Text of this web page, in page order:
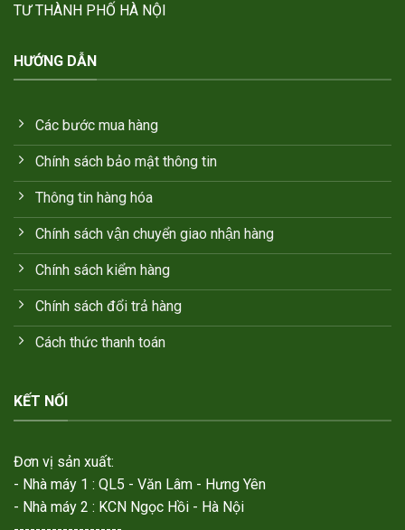
TƯ THÀNH PHỐ HÀ NỘI
HƯỚNG DẪN
Các bước mua hàng
Chính sách bảo mật thông tin
Thông tin hàng hóa
Chính sách vận chuyển giao nhận hàng
Chính sách kiểm hàng
Chính sách đổi trả hàng
Cách thức thanh toán
KẾT NỐI
Đơn vị sản xuất:
- Nhà máy 1 : QL5 - Văn Lâm - Hưng Yên
- Nhà máy 2 : KCN Ngọc Hồi - Hà Nội